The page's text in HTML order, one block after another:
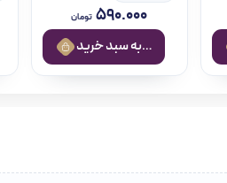
۵۹۰.۰۰۰ تومان
افزودن به سبد خرید